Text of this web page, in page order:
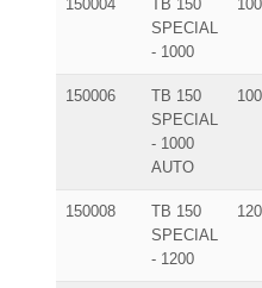
150004
TB 150
SPECIAL
- 1000
150006
TB 150
SPECIAL
- 1000
AUTO
150008
TB 150
SPECIAL
- 1200